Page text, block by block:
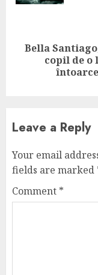
Next
Bella
copil de o
Leave a Reply
Your email
fields are marked
Comment *